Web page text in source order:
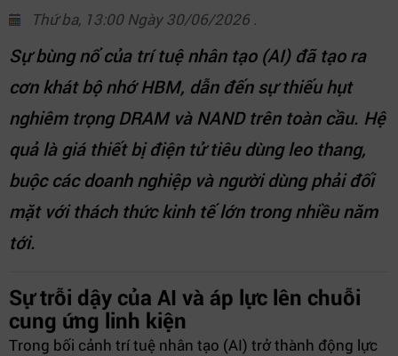
Thứ ba, 13:00 Ngày 30/06/2026 .
Sự bùng nổ của trí tuệ nhân tạo (AI) đã tạo ra
cơn khát bộ nhớ HBM, dẫn đến sự thiếu hụt
nghiêm trọng DRAM và NAND trên toàn cầu. Hệ
quả là giá thiết bị điện tử tiêu dùng leo thang,
buộc các doanh nghiệp và người dùng phải đối
mặt với thách thức kinh tế lớn trong nhiều năm
tới.
Sự trỗi dậy của AI và áp lực lên chuỗi
cung ứng linh kiện
Trong bối cảnh trí tuệ nhân tạo (AI) trở thành động lực